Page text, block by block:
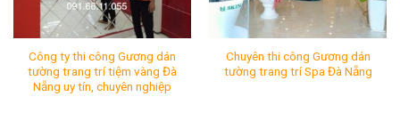
Công ty thi công Gương dán
tường trang trí tiệm vàng Đà
Nẵng uy tín, chuyên nghiệp
Chuyên thi công Gương dán
tường trang trí Spa Đà Nẵng